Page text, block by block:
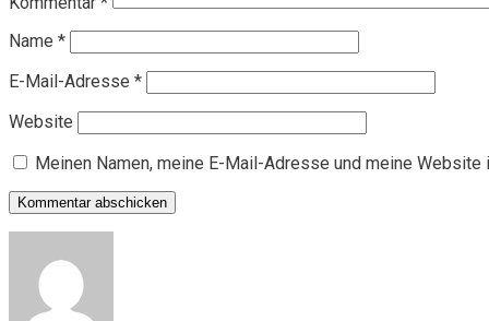
Name *
E-Mail-Adresse *
Website
Meinen Namen, meine E-Mail-Adresse und meine